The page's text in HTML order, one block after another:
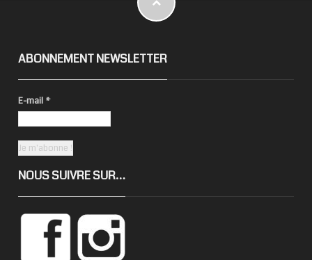
ABONNEMENT NEWSLETTER
E-mail *
NOUS SUIVRE SUR…